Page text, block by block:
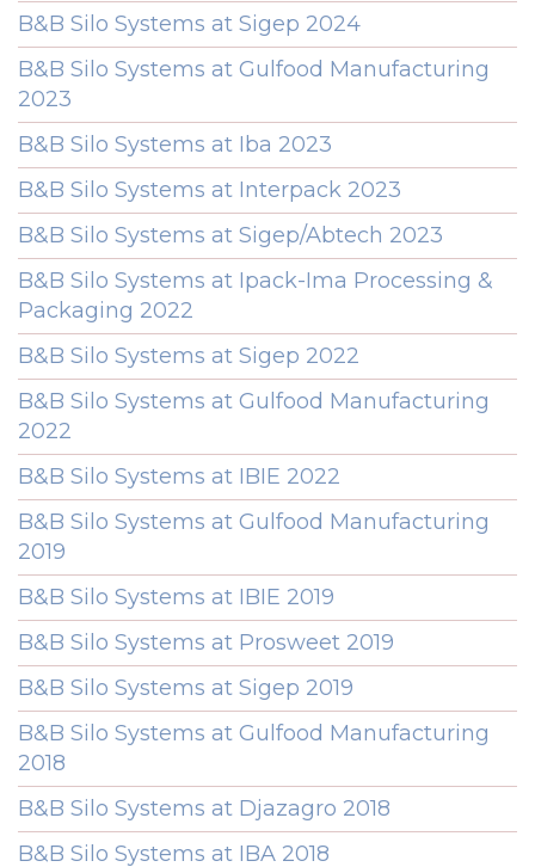
B&B Silo Systems at Sigep 2024
B&B Silo Systems at Gulfood Manufacturing
2023
B&B Silo Systems at Iba 2023
B&B Silo Systems at Interpack 2023
B&B Silo Systems at Sigep/Abtech 2023
B&B Silo Systems at Ipack-Ima Processing &
Packaging 2022
B&B Silo Systems at Sigep 2022
B&B Silo Systems at Gulfood Manufacturing
2022
B&B Silo Systems at IBIE 2022
B&B Silo Systems at Gulfood Manufacturing
2019
B&B Silo Systems at IBIE 2019
B&B Silo Systems at Prosweet 2019
B&B Silo Systems at Sigep 2019
B&B Silo Systems at Gulfood Manufacturing
2018
B&B Silo Systems at Djazagro 2018
B&B Silo Systems at IBA 2018